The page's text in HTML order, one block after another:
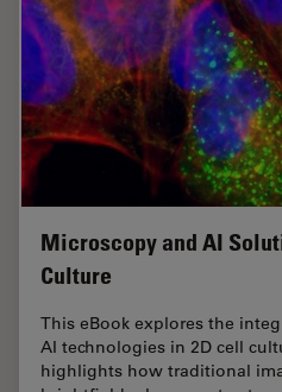
Microscopy and AI
Culture
This eBook explores the
AI technologies in 2D cell
highlights how traditional